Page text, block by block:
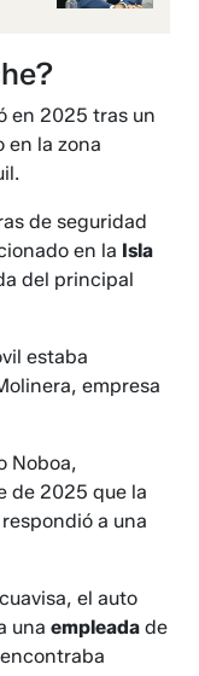
en 2025 tras un
en la zona
de seguridad
en la Isla
del principal
estaba
empresa
Noboa,
de 2025 que la
a una
el auto
unaempleada de